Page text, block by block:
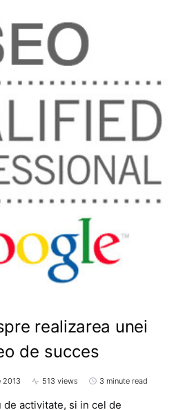
realizarea unei
de succes
2013 513 views 3 minute read
de activitate, si in cel de